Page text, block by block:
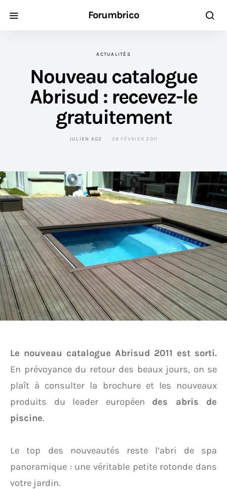
Forumbrico
ACTUALITÉS
Nouveau catalogue
Abrisud : recevez-le
gratuitement
JULIEN AGZ 28 FÉVRIER 2011
Le nouveau catalogue Abrisud 2011 est sorti.
En prévoyance du retour des beaux jours, on se
plaît à consulter la brochure et les nouveaux
produits du leader européen des abris de
piscine.
Le top des nouveautés reste l’abri de spa
panoramique : une véritable petite rotonde dans
votre jardin.